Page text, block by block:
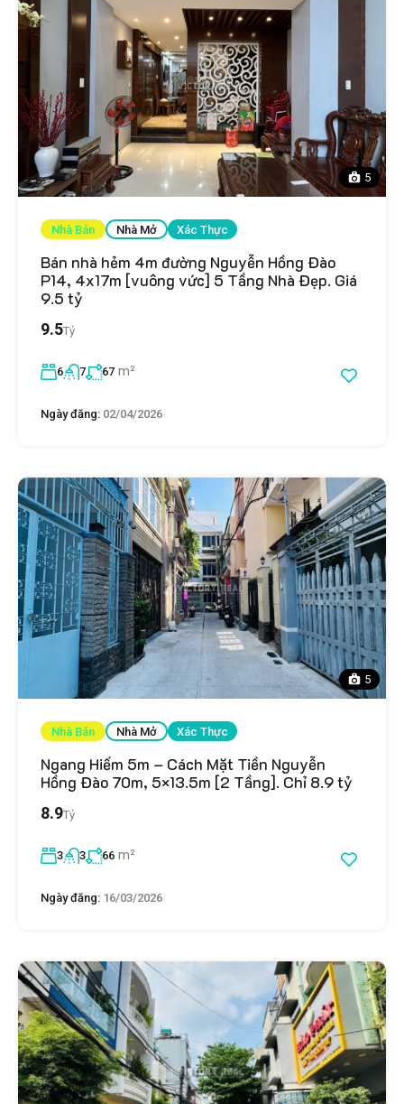
5
Nhà Bán Nhà Mở Xác Thực
Bán nhà hẻm 4m đường Nguyễn Hồng Đào
P14, 4x17m [vuông vức] 5 Tầng Nhà Đẹp. Giá
9.5 tỷ
9.5Tỷ
6 7 67 m²
Ngày đăng: 02/04/2026
5
Nhà Bán Nhà Mở Xác Thực
Ngang Hiếm 5m – Cách Mặt Tiền Nguyễn
Hồng Đào 70m, 5×13.5m [2 Tầng]. Chỉ 8.9 tỷ
8.9Tỷ
3 3 66 m²
Ngày đăng: 16/03/2026